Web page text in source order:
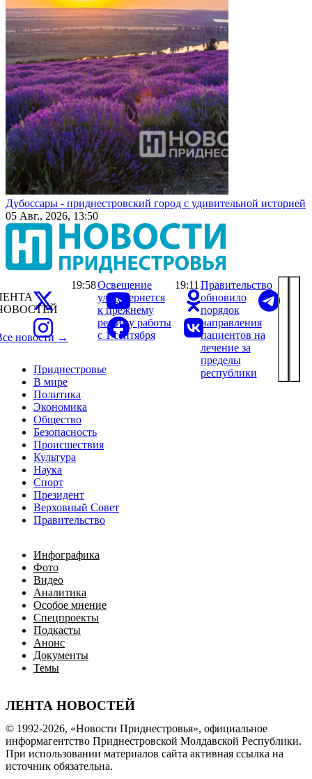
Дубоссары - приднестровский город с удивительной историей
05 Авг., 2026, 13:50
Приднестровье
В мире
Политика
Экономика
Общество
Безопасность
Происшествия
Культура
Наука
Спорт
Президент
Верховный Совет
Правительство
Инфографика
Фото
Видео
Аналитика
Особое мнение
Спецпроекты
Подкасты
Анонс
Документы
Темы
ЛЕНТА НОВОСТЕЙ
новости →
19:58Освещение
улиц вернется
к прежнему
режиму работы
с 1 сентября
19:11 Правительство
обновило
порядок
направления
пациентов на
лечение за
пределы
республики
© 1992-2026, «Новости Приднестровья», официальное
информагентство Приднестровской Молдавской Республики.
При использовании материалов сайта активная ссылка на
источник обязательна.